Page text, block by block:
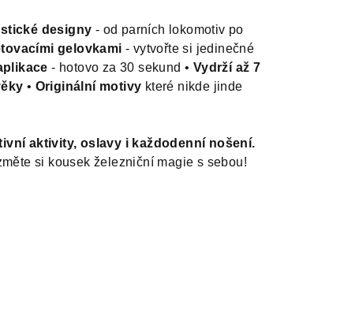
designy - od parních lokomotiv po
gelovkami - vytvořte si jedinečné
- hotovo za 30 sekund • Vydrží až 7
• Originální motivy které nikde jinde
aktivity, oslavy i každodenní nošení.
si kousek železniční magie s sebou!